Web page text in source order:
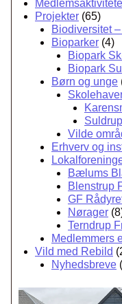
Projekter (65)
Biodiversitet
Bioparker (4)
Biopark
Biopark
Børn og unge
Vilde
Erhverv og
Bælums
Blenstrup
GF
Nørager
Terndrup
Medlemmers
Vild med Rebild
Nyhedsbreve